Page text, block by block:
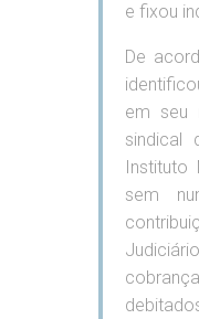
e fixou
De
em seu
sindical
Instituto
sem